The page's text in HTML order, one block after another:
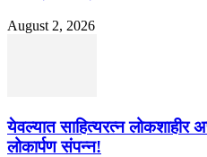
August 2, 2026
येवल्यात साहित्यरत्न लोकशाहीर
लोकार्पण संपन्न!